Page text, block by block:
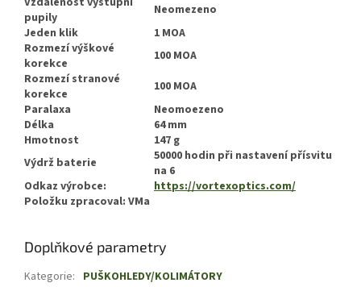
pupily
Neomezeno
Jeden klik
1 MOA
Rozmezí výškové
korekce
100 MOA
Rozmezí stranové
korekce
100 MOA
Paralaxa
Neomoezeno
Délka
64 mm
Hmotnost
147 g
Výdrž baterie
50000 hodin při nastavení přísvitu
na 6
Odkaz výrobce:
https://vortexoptics.com/
Položku zpracoval: VMa
Doplňkové parametry
Kategorie: PUŠKOHLEDY/KOLIMÁTORY